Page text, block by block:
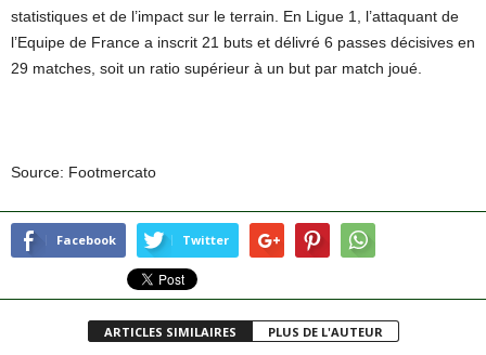
statistiques et de l’impact sur le terrain. En Ligue 1, l’attaquant de
l’Equipe de France a inscrit 21 buts et délivré 6 passes décisives en
29 matches, soit un ratio supérieur à un but par match joué.
Source: Footmercato
Facebook Twitter
ARTICLES SIMILAIRES PLUS DE L'AUTEUR